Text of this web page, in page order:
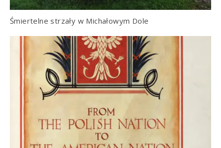
Śmiertelne strzały w Michałowym Dole